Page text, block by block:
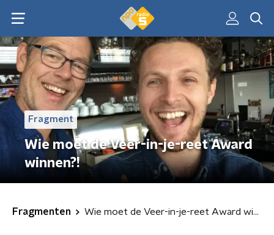
Fragment
Wie moet de Veer-in-je-reet Award
winnen?!
Fragmenten Wie moet de Veer-in-je-reet Award winnen?!